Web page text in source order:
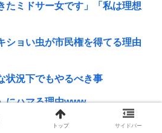
たミドサー女です」「私は理想
ショい虫が市民権を得てる理由
状況下でもやるべき事
にハマる理由www
品すぎる トップ サイドバー